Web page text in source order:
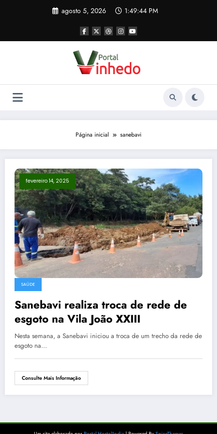
agosto 5, 2026 1:49:44 PM
Página inicial sanebavi
fevereiro 14, 2025
SAÚDE
Sanebavi realiza troca de rede de
esgoto na Vila João XXIII
Nesta semana, a Sanebavi iniciou a troca de um trecho da rede de
esgoto na…
Consulte Mais Informação